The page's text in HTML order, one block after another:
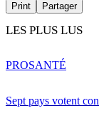
Print Partager
LES PLUS LUS
Sept pays votent
PROSANTÉ